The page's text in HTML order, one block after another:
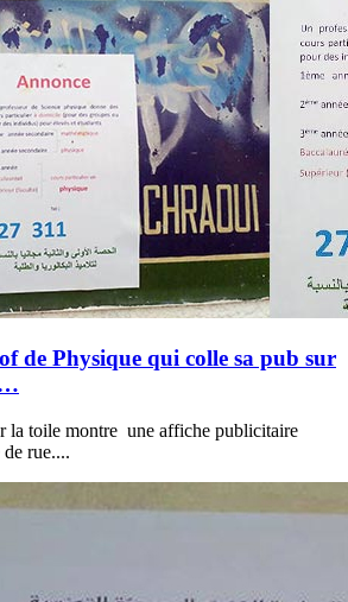
de Physique qui colle sa pub sur
la toile montre une affiche publicitaire
de rue....